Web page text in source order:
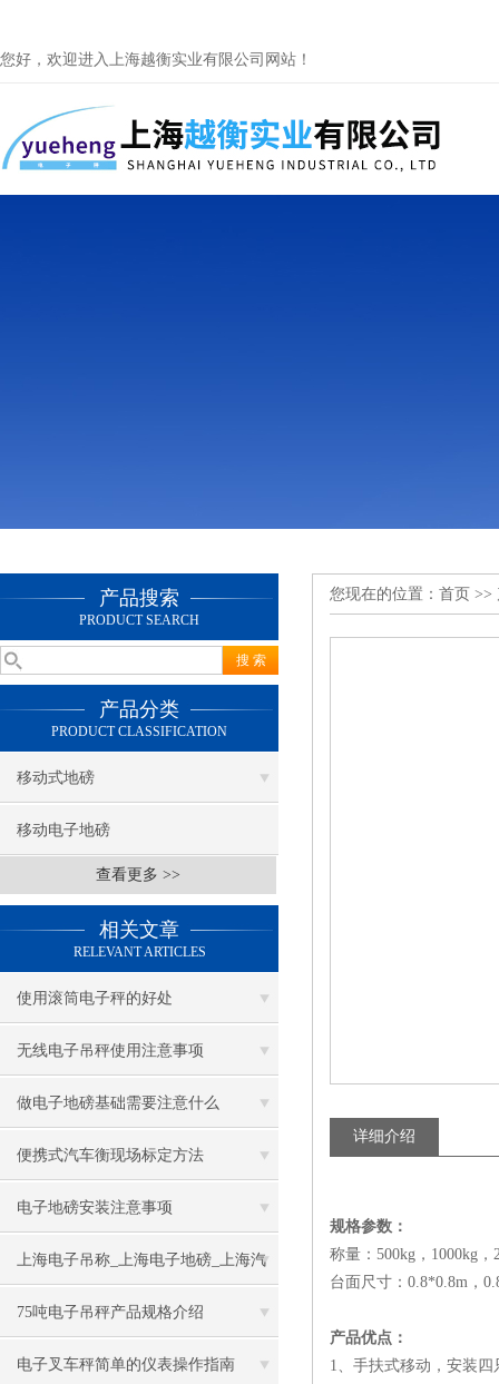
您好，欢迎进入上海越衡实业有限公司网站！
产品搜索
PRODUCT SEARCH
产品分类
PRODUCT CLASSIFICATION
移动式地磅
移动电子地磅
查看更多 >>
相关文章
RELEVANT ARTICLES
使用滚筒电子秤的好处
无线电子吊秤使用注意事项
做电子地磅基础需要注意什么
便携式汽车衡现场标定方法
电子地磅安装注意事项
上海电子吊称_上海电子地磅_上海汽
车衡
75吨电子吊秤产品规格介绍
电子叉车秤简单的仪表操作指南
您现在的位置： 首页 >>
详细介绍
规格参数：
称量：500kg，1000kg
台面尺寸：0.8*0.8m，
产品优点：
1、手扶式移动，安装